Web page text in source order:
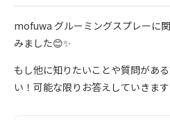
mofuwa グルーミングスプレーに
みました😊✨
もし他に知りたいことや質問があ
い！可能な限りお答えしていきます